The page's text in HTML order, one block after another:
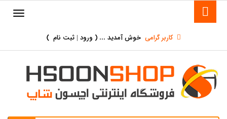
کاربر گرامی خوش آمدید ... ( ورود | ثبت نام )